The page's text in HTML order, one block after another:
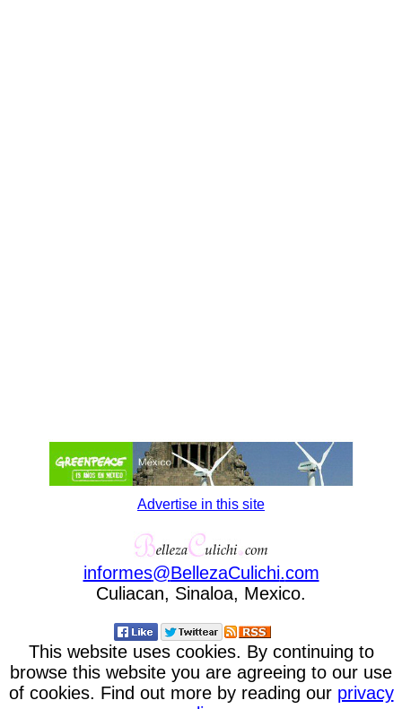
Advertise in this site
informes@BellezaCulichi.com
Culiacan, Sinaloa, Mexico.
This website uses cookies. By continuing to
browse this website you are agreeing to our use
of cookies. Find out more by reading our privacy